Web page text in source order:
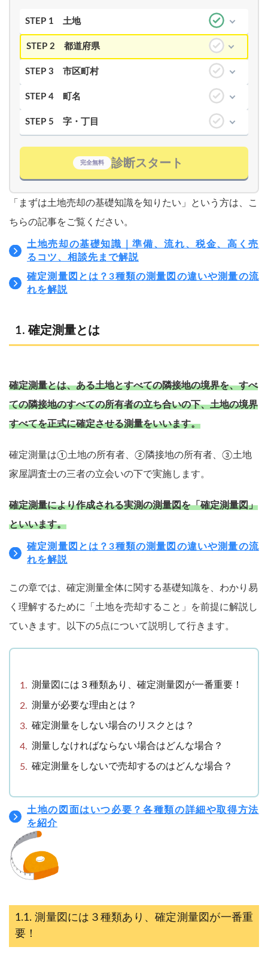
STEP 1 土地
STEP 2 都道府県
STEP 3 市区町村
STEP 4 町名
STEP 5 字・丁目
完全無料 診断スタート
「まずは土地売却の基礎知識を知りたい」という方は、こ
ちらの記事をご覧ください。
土地売却の基礎知識｜準備、流れ、税金、高く売
るコツ、相談先まで解説
確定測量図とは？3種類の測量図の違いや測量の流
れを解説
確定測量とは
確定測量とは、ある土地とすべての隣接地の境界を、すべ
ての隣接地のすべての所有者の立ち合いの下、土地の境界
すべてを正式に確定させる測量をいいます。
確定測量は①土地の所有者、②隣接地の所有者、③土地
家屋調査士の三者の立会いの下で実施します。
確定測量により作成される実測の測量図を「確定測量図」
といいます。
確定測量図とは？3種類の測量図の違いや測量の流
れを解説
この章では、確定測量全体に関する基礎知識を、わかり易
く理解するために「土地を売却すること」を前提に解説し
ていきます。以下の5点について説明して行きます。
測量図には３種類あり、確定測量図が一番重要！
測量が必要な理由とは？
確定測量をしない場合のリスクとは？
測量しなければならない場合はどんな場合？
確定測量をしないで売却するのはどんな場合？
土地の図面はいつ必要？各種類の詳細や取得方法
を紹介
測量図には３種類あり、確定測量図が一番重
要！